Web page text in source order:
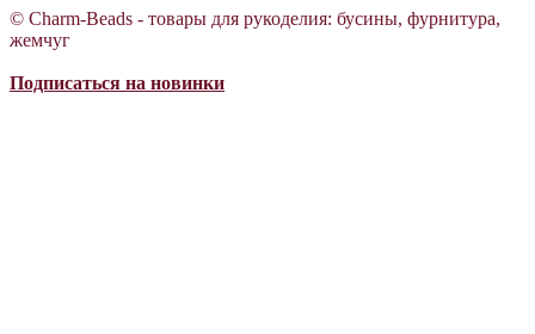
© Charm-Beads - товары для рукоделия: бусины, фурнитура,
жемчуг
Подписаться на новинки